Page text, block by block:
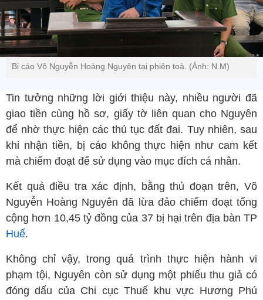
Bị cáo Võ Nguyễn Hoàng Nguyên tại phiên toà. (Ảnh: N.M)
Tin tưởng những lời giới thiệu này, nhiều người đã
giao tiền cùng hồ sơ, giấy tờ liên quan cho Nguyên
để nhờ thực hiện các thủ tục đất đai. Tuy nhiên, sau
khi nhận tiền, bị cáo không thực hiện như cam kết
mà chiếm đoạt để sử dụng vào mục đích cá nhân.
Kết quả điều tra xác định, bằng thủ đoạn trên, Võ
Nguyễn Hoàng Nguyên đã lừa đảo chiếm đoạt tổng
cộng hơn 10,45 tỷ đồng của 37 bị hại trên địa bàn TP
Huế.
Không chỉ vậy, trong quá trình thực hiện hành vi
phạm tội, Nguyên còn sử dụng một phiếu thu giả có
đóng dấu của Chi cục Thuế khu vực Hương Phú